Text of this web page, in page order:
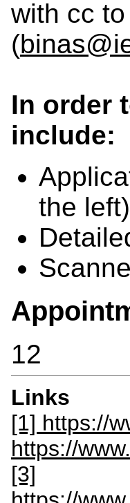
with cc
(
In order
include:
the left)
12
Links
[1] https://
https://
[3]